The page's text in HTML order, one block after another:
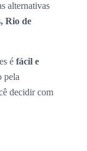
alternativas
Rio de
é fácil e
pela
decidir com